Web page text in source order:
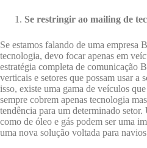
Se restringir ao mailing de
Se estamos falando de uma empresa
tecnologia, devo focar apenas em
estratégia completa de comunicação
verticais e setores que possam usar a
isso, existe uma gama de veículos
sempre cobrem apenas tecnologia
tendência para um determinado
como de óleo e gás podem ser uma
uma nova solução voltada para